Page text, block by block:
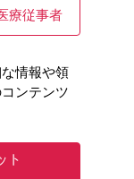
療従事者
情報や領
ンテンツ
ト